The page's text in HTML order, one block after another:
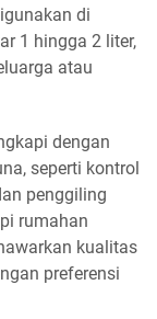
di
1 hingga 2 liter,
atau
dengan
seperti kontrol
penggiling
rumahan
kualitas
preferensi